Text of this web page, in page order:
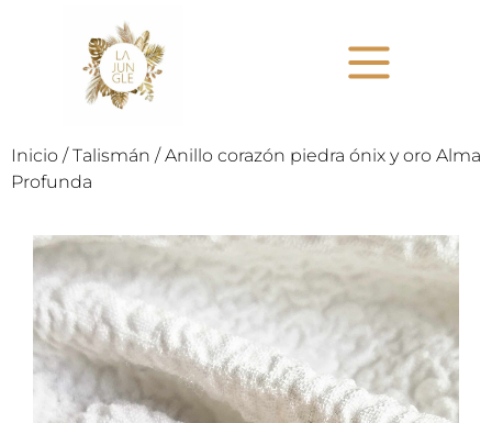
Inicio /Talismán / Anillo corazón piedra ónix y oro Alma
Profunda